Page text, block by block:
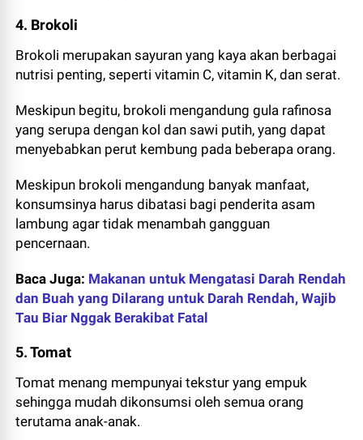
4. Brokoli
Brokoli merupakan sayuran yang kaya akan berbagai
nutrisi penting, seperti vitamin C, vitamin K, dan serat.
Meskipun begitu, brokoli mengandung gula rafinosa
yang serupa dengan kol dan sawi putih, yang dapat
menyebabkan perut kembung pada beberapa orang.
Meskipun brokoli mengandung banyak manfaat,
konsumsinya harus dibatasi bagi penderita asam
lambung agar tidak menambah gangguan
pencernaan.
Baca Juga: Makanan untuk Mengatasi Darah Rendah
dan Buah yang Dilarang untuk Darah Rendah, Wajib
Tau Biar Nggak Berakibat Fatal
5. Tomat
Tomat menang mempunyai tekstur yang empuk
sehingga mudah dikonsumsi oleh semua orang
terutama anak-anak.